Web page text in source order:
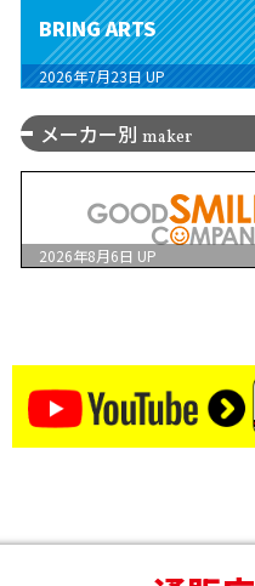
BRING ARTS
2026年7月23日 UP
メーカー別 maker
2026年8月6日 UP